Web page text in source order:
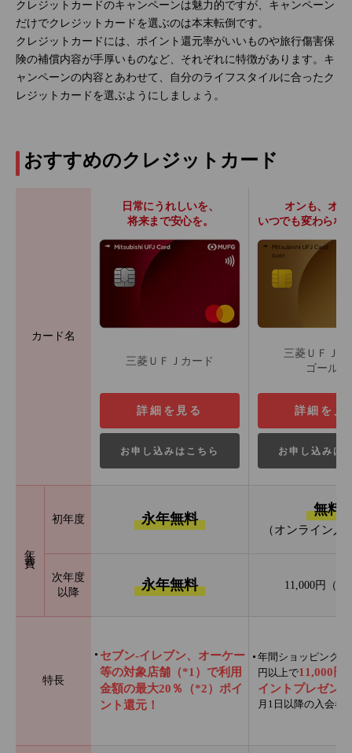
クレジットカードのキャンペーンは魅力的ですが、キャンペーン
だけでクレジットカードを選ぶのは本末転倒です。
クレジットカードには、ポイント還元率がいいものや旅行傷害保
険の補償内容が手厚いものなど、それぞれに特徴があります。キ
ャンペーンの内容とあわせて、自分のライフスタイルに合ったク
レジットカードを選ぶようにしましょう。
おすすめのクレジットカード
カード名
日常にうれしいを、
将来まで安心を。
オンも、オフ
いつでも変わらな
三菱ＵＦＪカード
三菱ＵＦＪカ
ゴールド
詳細を見る
お申し込みはこちら
詳細を見
お申し込みは
年会費
初年度 永年無料
無料
（オンライン入
次年度
以降
永年無料 11,000円（税
特長
セブン‐イレブン、オーケー
等の対象店舗（*1）で利用
金額の最大20％（*2）ポイ
ント還元！
年間ショッピング利
円以上で11,000円
イントプレゼント
月1日以降の入会者